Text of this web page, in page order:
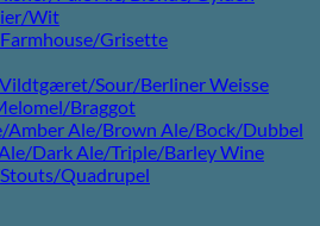
Wit
Grisette
Sour/Berliner Weisse
Braggot
Amber Ale/Brown Ale/Bock/Dubbel
Dark Ale/Triple/Barley Wine
Quadrupel